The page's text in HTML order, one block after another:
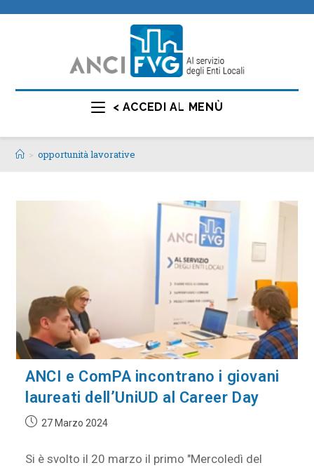
< ACCEDI AL MENÙ
> opportunità lavorative
ANCI e ComPA incontrano i giovani
laureati dell’UniUD al Career Day
27 Marzo 2024
Si è svolto il 20 marzo il primo "Mercoledì del